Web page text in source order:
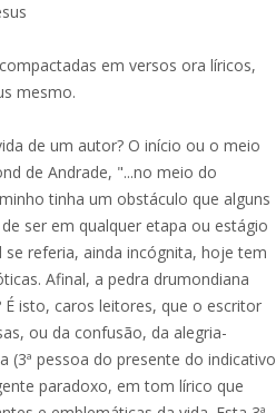
em versos ora líricos,
mesmo.
de um autor? O início ou o meio
de Andrade, "...no meio do
tinha um obstáculo que alguns
ser em qualquer etapa ou estágio
referia, ainda incógnita, hoje tem
Afinal, a pedra drumondiana
isto, caros leitores, que o escritor
ou da confusão, da alegria-
pessoa do presente do indicativo
paradoxo, em tom lírico que